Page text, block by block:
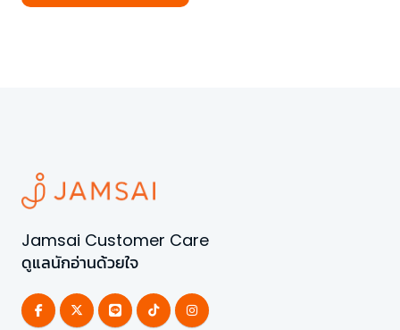
Jamsai Customer Care
ดูแลนักอ่านด้วยใจ